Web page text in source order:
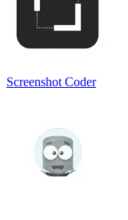
Screenshot Coder